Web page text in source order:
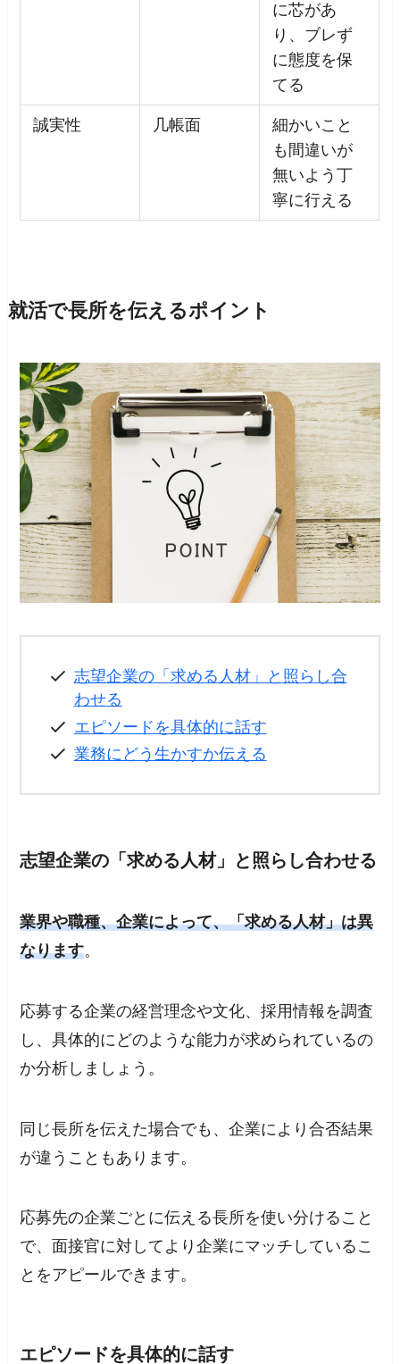
に芯があ
り、ブレず
に態度を保
てる
誠実性 几帳面
細かいこと
も間違いが
無いよう丁
寧に行える
就活で長所を伝えるポイント
志望企業の「求める人材」と照らし合
わせる
エピソードを具体的に話す
業務にどう生かすか伝える
志望企業の「求める人材」と照らし合わせる
業界や職種、企業によって、「求める人材」は異
なります。
応募する企業の経営理念や文化、採用情報を調査
し、具体的にどのような能力が求められているの
か分析しましょう。
同じ長所を伝えた場合でも、企業により合否結果
が違うこともあります。
応募先の企業ごとに伝える長所を使い分けること
で、面接官に対してより企業にマッチしているこ
とをアピールできます。
エピソードを具体的に話す